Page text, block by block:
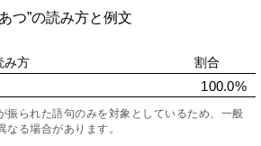
つ”の読み方と例文
み方 割合
100.0%
振られた語句のみを対象としているため、一般
る場合があります。